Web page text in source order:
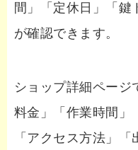
間」「定休日」「鍵
が確認できます。
ショップ詳細ページ
料金」「作業時間」
「アクセス方法」「